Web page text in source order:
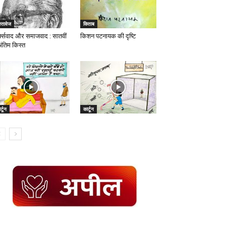
और समाजवाद : सातवीं
किस्त
किताब
किशन पटनायक की दृष्टि
कार्टून